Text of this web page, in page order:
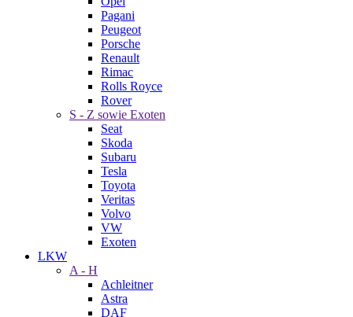
Pagani
Peugeot
Porsche
Renault
Rimac
Rolls Royce
Rover
S - Z sowie Exoten
Seat
Skoda
Subaru
Tesla
Toyota
Veritas
Volvo
VW
Exoten
LKW
A - H
Achleitner
Astra
DAF